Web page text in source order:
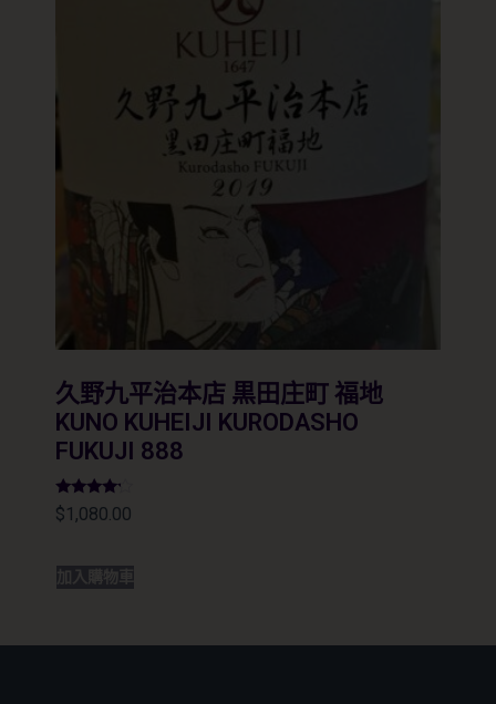
久野九平治本店 黒田庄町 福地
KUNO KUHEIJI KURODASHO
FUKUJI 888
評分
4.00
$1,080.00
加入購物車